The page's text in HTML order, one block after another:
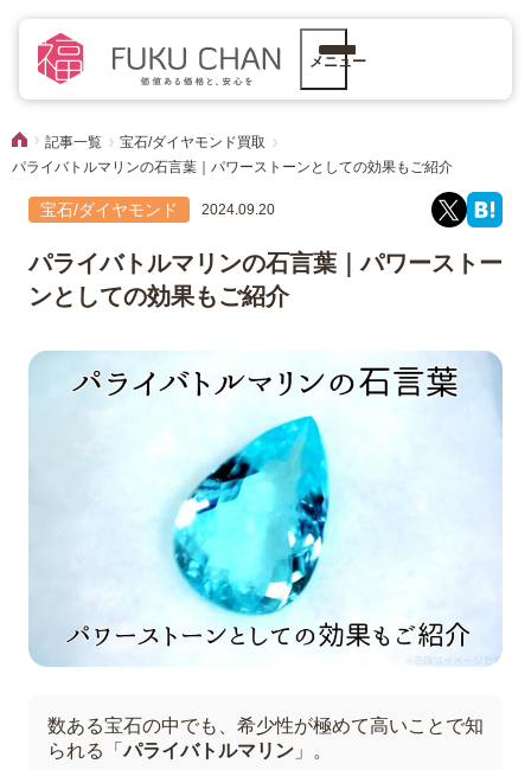
メニュー
記事一覧
宝石/ダイヤモンド買取
パライバトルマリンの石言葉｜パワーストーンとしての効果もご紹介
宝石/ダイヤモンド 2024.09.20
パライバトルマリンの石言葉｜パワーストー
ンとしての効果もご紹介
数ある宝石の中でも、希少性が極めて高いことで知
られる「パライバトルマリン 」。